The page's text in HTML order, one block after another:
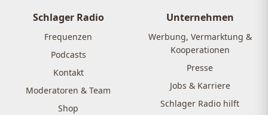
Schlager Radio
Frequenzen
Podcasts
Kontakt
Moderatoren & Team
Shop
Unternehmen
Werbung, Vermarktung &
Kooperationen
Presse
Jobs & Karriere
Schlager Radio hilft